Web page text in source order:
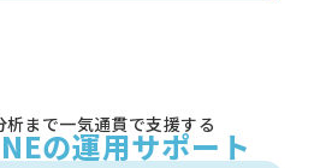
析まで一気通貫で支援する
の運用サポート